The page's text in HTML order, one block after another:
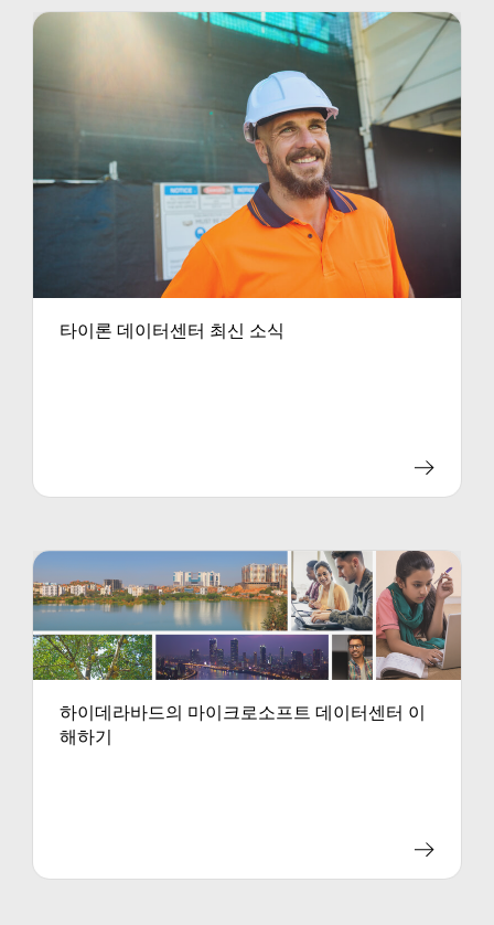
타이론 데이터센터 최신 소식
하이데라바드의 마이크로소프트 데이터센터 이
해하기